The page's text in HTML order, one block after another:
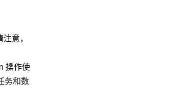
意，
操作使
务和数